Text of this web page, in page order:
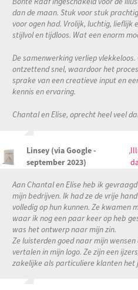
dan de maan. Stuk voor stuk
voor ogen had. Vrolijk, luchtig,
stijlvol en tijdloos. Wat een enorm
De samenwerking verliep
ontzettend snel, waardoor het
sprake van een creatieve input en
kennis en ervaring.
Chantal en Elise, oprecht heel veel
Linsey (via Google -
september 2023)
,
Aan Chantal en Elise heb ik
mijn bedrijven. Ik had ze de vrije
volledig op hun kunnen. Ze kwamen
waar ik nog een paar keer op heb
was het ontwerp naar mijn zin.
Ze luisterden goed naar mijn
vertalen in mijn logo. Ze zijn een
zakelijke als particuliere klanten het